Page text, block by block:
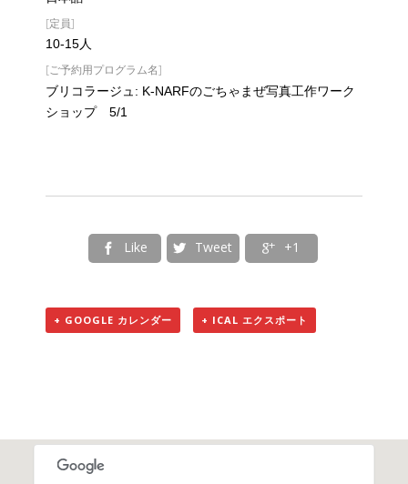
[定員]
10-15人
[ご予約用プログラム名]
ブリコラージュ: K-NARFのごちゃまぜ写真工作ワーク
ショップ 5/1
 Like  Tweet  +1
+ GOOGLE カレンダー + ICAL エクスポート